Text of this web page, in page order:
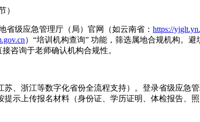
）
省级应急管理厅（局）官网（如云南省： https://
）“培训机构查询” 功能，筛选属地合规机构。
咨询于老师确认机构合规性。
苏、浙江等数字化省份全流程支持）。登录省级应急
提示上传报名材料（身份证、学历证明、体检报告、